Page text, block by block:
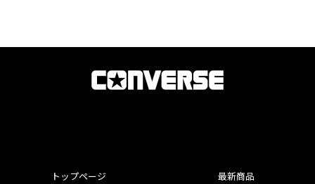
トップページ 最新商品